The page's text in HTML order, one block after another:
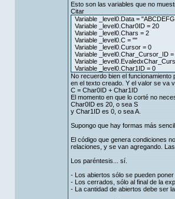
Esto son las variables que no
Citar
Variable _level0.Data =
Variable _level0.Char0ID = 20
Variable _level0.Chars = 2
Variable _level0.C = ""
Variable _level0.Cursor = 0
Variable _level0.Char_Cursor_ID
Variable
Variable _level0.Char1ID = 0
No recuerdo bien el
en el texto creado. Y el valor se va
C = Char0ID + Char1ID
El momento en que lo corté no
Char0ID es 20, o sea S
y Char1ID es 0, o sea A.
Supongo que hay formas más
El código que genera condiciones
relaciones, y se van agregando.
Los paréntesis... sí.
- Los abiertos sólo se pueden
- Los cerrados, sólo al final de la
- La cantidad de abiertos debe ser